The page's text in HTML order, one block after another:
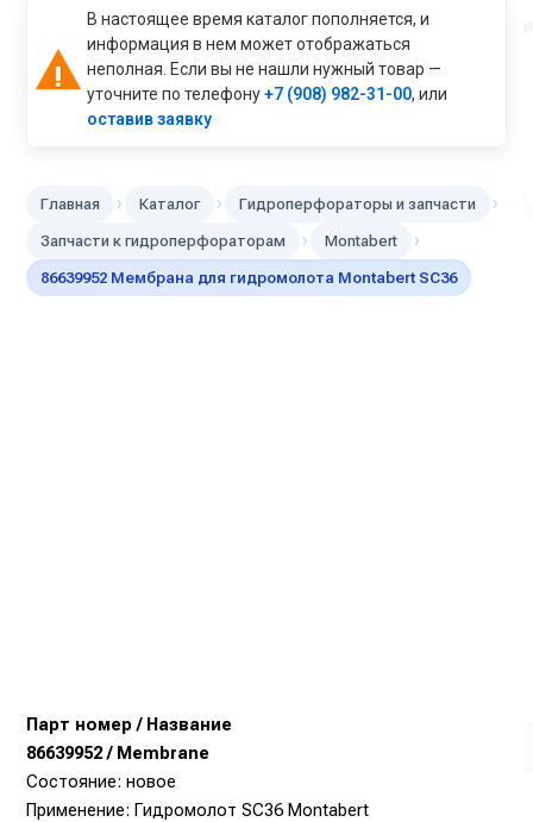
В настоящее время каталог пополняется, и
информация в нем может отображаться
неполная. Если вы не нашли нужный товар —
уточните по телефону+7 (908) 982-31-00, или
оставив заявку
Главная › Каталог › Гидроперфораторы и запчасти ›
Запчасти к гидроперфораторам › Montabert ›
86639952 Мембрана для гидромолота Montabert SC36
Парт номер / Название
86639952 / Membrane
Состояние: новое
Применение: Гидромолот SC36 Montabert